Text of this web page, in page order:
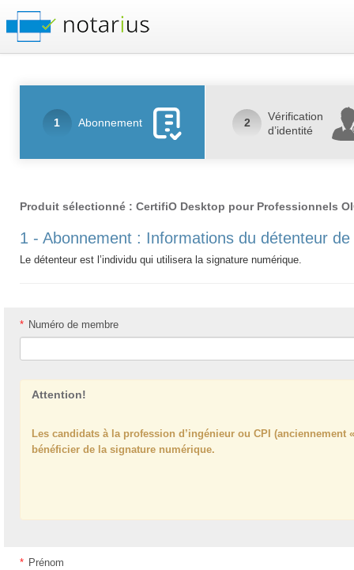
1 Abonnement 2
Vérification
d’identité
Produit sélectionné : CertifiO Desktop pour Professionnels
1 - Abonnement : Informations du détenteur
Le détenteur est l’individu qui utilisera la signature numérique.
* Numéro de membre
Attention!
Les candidats à la profession d’ingénieur ou CPI
bénéficier de la signature numérique.
* Prénom